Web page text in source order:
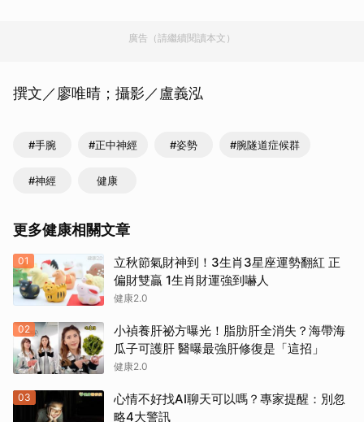
廣告（請繼續閱讀本文）
撰文／廖唯晴；攝影／盧義泓
#手腕 #正中神經 #姿勢 #腕隧道症候群
#神經 健康
更多健康相關文章
01
立秋節氣財神到！3生肖3星座運勢翻紅 正
偏財雙贏 1生肖財運強到嚇人
健康2.0
02
小禎養肝祕方曝光！脂肪肝全消失？海帶海
瓜子可護肝 醫曝最強肝修復是「這招」
健康2.0
03
心情不好找AI聊天可以嗎？專家提醒：別忽
略4大警訊